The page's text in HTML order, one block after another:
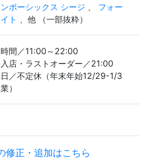
ボーシックス シージ
フォー
ト
、他 （一部抜粋）
間／11:00～22:00
店・ラストオーダー／21:00
日／不定休（年末年始12/29-1/3
）
修正・追加はこちら